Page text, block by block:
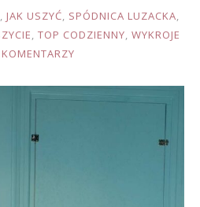
, JAK USZYĆ, SPÓDNICA LUZACKA,
, TOP CODZIENNY, WYKROJE